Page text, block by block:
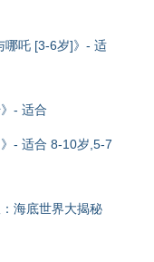
哪吒 [3-6岁]》- 适
- 适合
- 适合 8-10岁,5-7
海底世界大揭秘